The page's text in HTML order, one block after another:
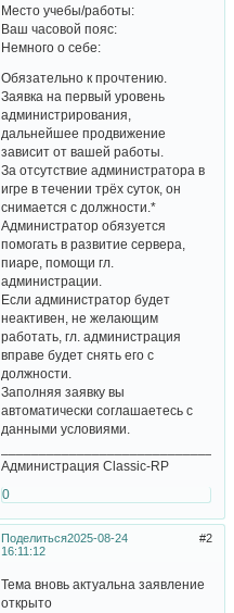
Место учебы/работы:
Ваш часовой пояс:
Немного о себе:
Обязательно к прочтению.
Заявка на первый уровень
администрирования,
дальнейшее продвижение
зависит от вашей работы.
За отсутствие администратора в
игре в течении трёх суток, он
снимается с должности.*
Администратор обязуется
помогать в развитие сервера,
пиаре, помощи гл.
администрации.
Если администратор будет
неактивен, не желающим
работать, гл. администрация
вправе будет снять его с
должности.
Заполняя заявку вы
автоматически соглашаетесь с
данными условиями.
Администрация Classic-RP
0
Поделиться 2
2025-08-24
16:11:12
Тема вновь актуальна заявление
открыто